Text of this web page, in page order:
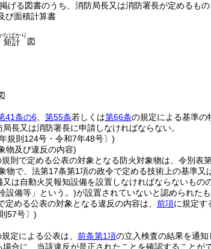
げる図書のうち、消防局長又は消防署長が定めるもの
び面積計算書
矩計
なばかり
図
41条の6 第55条若しくは第66条の規定による基準の
長又は消防署長に申請しなければならない。
規則124号・令和7年48号〕)
物及び違反の内容)
規則で定める公表の対象となる防火対象物は、令別表
物で、法第17条第1項の政令で定める技術上の基準又
は自動火災報知設備を設置しなければならないも
設備等」という。)が設置されていないと認められたも
定める公表の対象となる違反の内容は、 前項に規定す
57号〕)
定による公表は、 前条第1項の立入検査の結果を通
合に、当該違反が是正されたことを確認することが